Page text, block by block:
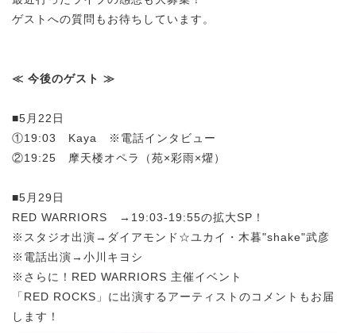
ゲストへの質問もお待ちしています。
≪ 今後のゲスト ≫
■5月22日
①19:03 Kaya ※電話インタビュー
②19:25 摩天楼オペラ（苑×彩雨×燿）
■5月29日
RED WARRIORS →19:03-19:55の拡大SP！
※スタジオ出演→ダイアモンド☆ユカイ・木暮"shake"武彦
※電話出演→小川キヨシ
※さらに！RED WARRIORS 主催イベント
「RED ROCKS」に出演するアーティストのコメントもお届
します！